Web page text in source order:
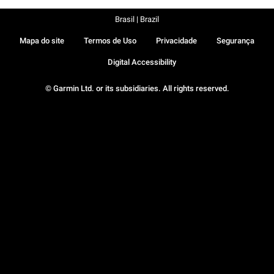
© Garmin Ltd. or its subsidiaries. All rights reserved.
Mapa do site Termos de Uso Privacidade Segurança
Digital Accessibility
Brasil | Brazil